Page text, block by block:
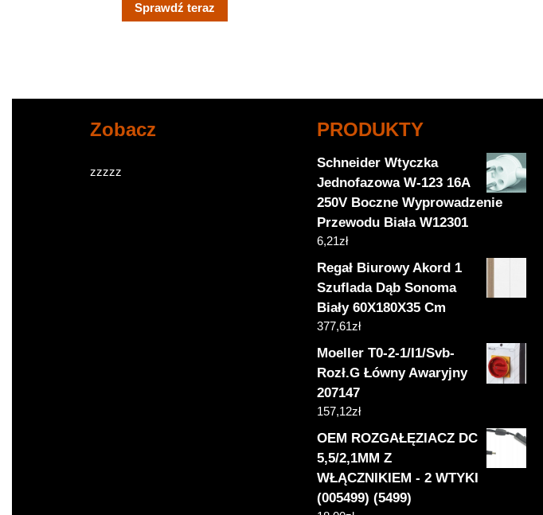
Sprawdź teraz
Zobacz
zzzzz
PRODUKTY
Schneider Wtyczka
Jednofazowa W-123 16A
250V Boczne Wyprowadzenie
Przewodu Biała W12301
6,21zł
Regał Biurowy Akord 1
Szuflada Dąb Sonoma
Biały 60X180X35 Cm
377,61zł
Moeller T0-2-1/I1/Svb-
Rozł.G Łówny Awaryjny
207147
157,12zł
OEM ROZGAŁĘZIACZ DC
5,5/2,1MM Z
WŁĄCZNIKIEM - 2 WTYKI
(005499) (5499)